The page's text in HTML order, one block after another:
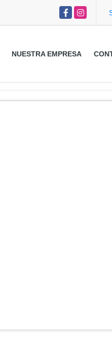
FacebookInstagram
NUESTRA EMPRESA